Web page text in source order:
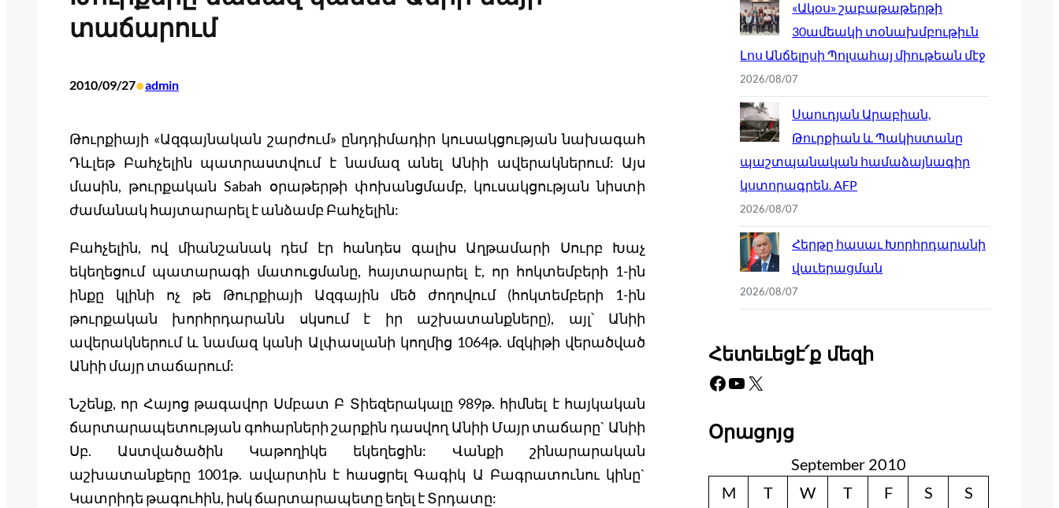
տաճարում
2010/09/27•admin
Թուրքիայի «Ազգայնական շարժում» ընդդիմադիր կուսակցության նախագահ
Դևլեթ Բահչելին պատրաստվում է նամազ անել Անիի ավերակներում: Այս
մասին, թուրքական Sabah օրաթերթի փոխանցմամբ, կուսակցության նիստի
ժամանակ հայտարարել է անձամբ Բահչելին:
Բահչելին, ով միանշանակ դեմ էր հանդես գալիս Աղթամարի Սուրբ Խաչ
եկեղեցում պատարագի մատուցմանը, հայտարարել է, որ հոկտեմբերի 1-ին
ինքը կլինի ոչ թե Թուրքիայի Ազգային մեծ ժողովում (հոկտեմբերի 1-ին
թուրքական խորհրդարանն սկսում է իր աշխատանքները), այլ՝ Անիի
ավերակներում և նամազ կանի Ալփասլանի կողմից 1064թ. մզկիթի վերածված
Անիի մայր տաճարում:
Նշենք, որ Հայոց թագավոր Սմբատ Բ Տիեզերակալը 989թ. հիմնել է հայկական
ճարտարապետության գոհարների շարքին դասվող Անիի Մայր տաճարը` Անիի
Սբ. Աստվածածին Կաթողիկե եկեղեցին: Վանքի շինարարական
աշխատանքերը 1001թ. ավարտին է հասցրել Գագիկ Ա Բագրատունու կինը`
Կատրիդե թագուհին, իսկ ճարտարապետը եղել է Տրդատը:
«Ակօս» շաբաթաթերթի
30ամեակի տօնախմբութիւն
Լոս Անճելըսի Պոլսահայ միութեան մէջ
2026/08/07
Սաուդյան Արաբիան,
Թուրքիան և Պակիստանը
պաշտպանական համաձայնագիր
կստորագրեն. AFP
2026/08/07
Հերթը հասաւ Խորհրդարանի
վաւերացման
2026/08/07
Հետեւեցէ՛ք մեզի
Facebook YouTube X
Օրացոյց
September 2010
M
T W T F S
S